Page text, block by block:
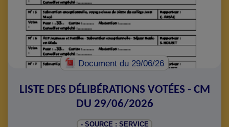
Documentdu 29/06/26
LISTE DES DÉLIBÉRATIONS VOTÉES - CM
DU 29/06/2026
- SOURCE : SERVICE